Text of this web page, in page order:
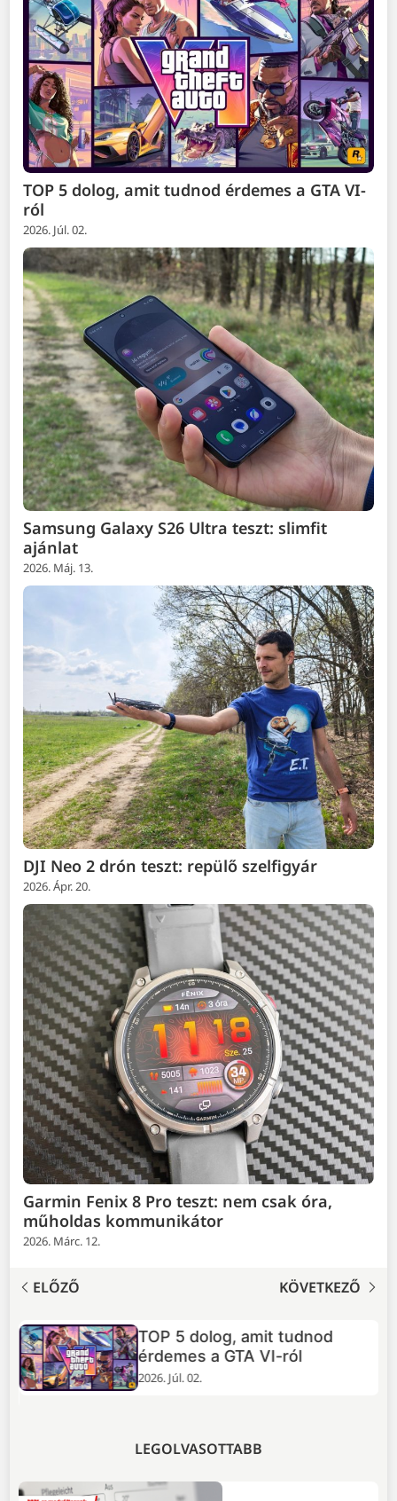
TOP 5 dolog, amit tudnod érdemes a GTA VI-
ról
2026. Júl. 02.
Samsung Galaxy S26 Ultra teszt: slimfit
ajánlat
2026. Máj. 13.
DJI Neo 2 drón teszt: repülő szelfigyár
2026. Ápr. 20.
Garmin Fenix 8 Pro teszt: nem csak óra,
műholdas kommunikátor
2026. Márc. 12.
ELŐZŐ KÖVETKEZŐ
TOP 5 dolog, amit tudnod
érdemes a GTA VI-ról
2026. Júl. 02.
LEGOLVASOTTABB